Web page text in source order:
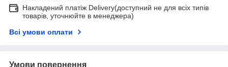
Накладений платіж Delivery(доступний не для всіх типів
товарів, уточнюйте в менеджера)
Всі умови оплати
Умови повернення